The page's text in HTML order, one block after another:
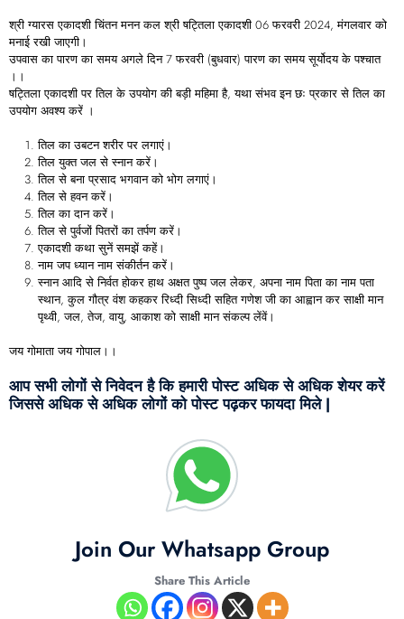
श्री ग्यारस एकादशी चिंतन मनन कल श्री षट्तिला एकादशी 06 फरवरी 2024, मंगलवार को
मनाई रखी जाएगी।
उपवास का पारण का समय अगले दिन 7 फरवरी (बुधवार) पारण का समय सूर्योदय के पश्चात
।।
षट्तिला एकादशी पर तिल के उपयोग की बड़ी महिमा है, यथा संभव इन छः प्रकार से तिल का
उपयोग अवश्य करें ।
तिल का उबटन शरीर पर लगाएं।
तिल युक्त जल से स्नान करें।
तिल से बना प्रसाद भगवान को भोग लगाएं।
तिल से हवन करें।
तिल का दान करें।
तिल से पुर्वजों पितरों का तर्पण करें।
एकादशी कथा सुनें समझें कहें।
नाम जप ध्यान नाम संकीर्तन करें।
स्नान आदि से निर्वत होकर हाथ अक्षत पुष्प जल लेकर, अपना नाम पिता का नाम पता
स्थान, कुल गौत्र वंश कहकर रिध्दी सिध्दी सहित गणेश जी का आह्वान कर साक्षी मान
पृथ्वी, जल, तेज, वायु, आकाश को साक्षी मान संकल्प लेंवें।
जय गोमाता जय गोपाल।।
आप सभी लोगों से निवेदन है कि हमारी पोस्ट अधिक से अधिक शेयर करें
जिससे अधिक से अधिक लोगों को पोस्ट पढ़कर फायदा मिले |
Join Our Whatsapp Group
Share This Article